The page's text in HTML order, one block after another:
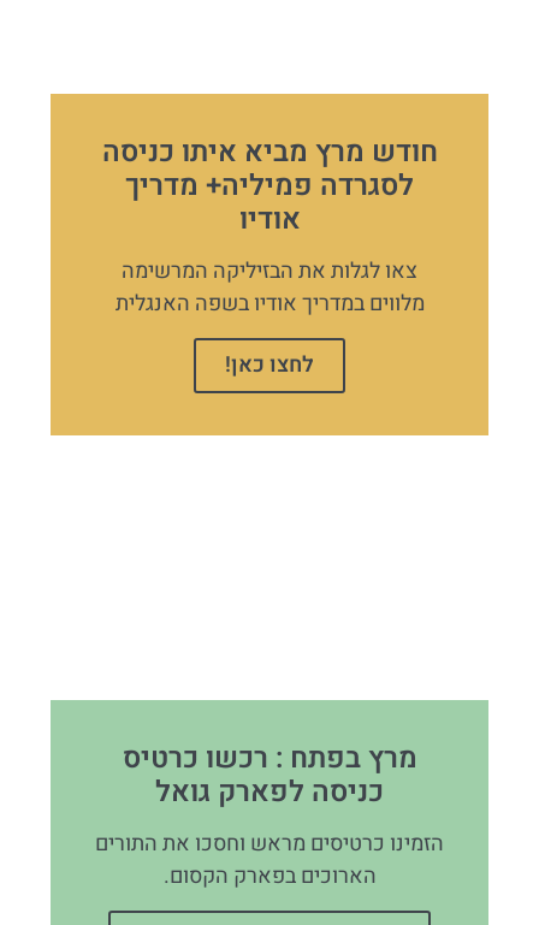
חודש מרץ מביא איתו כניסה
לסגרדה פמיליה+ מדריך
אודיו
צאו לגלות את הבזיליקה המרשימה
מלווים במדריך אודיו בשפה האנגלית
לחצו כאן!
מרץ בפתח : רכשו כרטיס
כניסה לפארק גואל
הזמינו כרטיסים מראש וחסכו את התורים
הארוכים בפארק הקסום.